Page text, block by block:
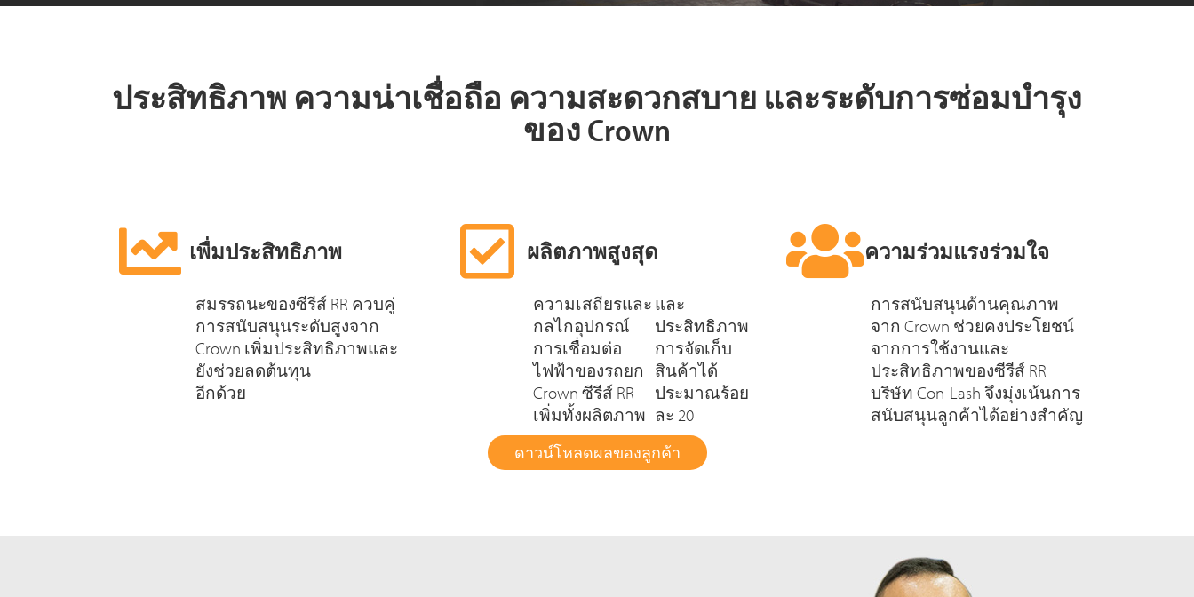
ประสิทธิภาพ ความน่าเชื่อถือ ความสะดวกสบาย และระดับการซ่อมบำรุง
ของ Crown
เพื่มประสิทธิภาพ
สมรรถนะของซีรีส์ RR ควบคู่
การสนับสนุนระดับสูงจาก
Crown เพิ่มประสิทธิภาพและ
ยังช่วยลดต้นทุน
อีกด้วย
ผลิตภาพสูงสุด
ความเสถียรและ
กลไกอุปกรณ์
การเชื่อมต่อ
ไฟฟ้าของรถยก
Crown ซีรีส์ RR
เพิ่มทั้งผลิตภาพ
และ
ประสิทธิภาพ
การจัดเก็บ
สินค้าได้
ประมาณร้อย
ละ 20
ความร่วมแรงร่วมใจ
การสนับสนุนด้านคุณภาพ
จาก Crown ช่วยคงประโยชน์
จากการใช้งานและ
ประสิทธิภาพของซีรีส์ RR
บริษัท Con-Lash จึงมุ่งเน้นการ
สนับสนุนลูกค้าได้อย่างสำคัญ
ดาวน์โหลดผลของลูกค้า